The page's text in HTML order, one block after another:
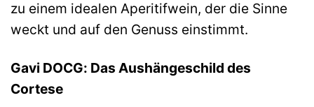
zu einem idealen Aperitifwein, der die Sinne
weckt und auf den Genuss einstimmt.
Gavi DOCG: Das Aushängeschild des
Cortese